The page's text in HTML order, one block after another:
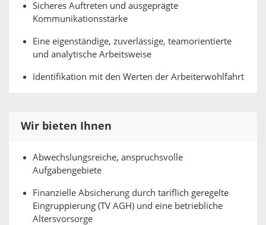
Sicheres Auftreten und ausgeprägte
Kommunikationsstärke
Eine eigenständige, zuverlässige, teamorientierte
und analytische Arbeitsweise
Identifikation mit den Werten der Arbeiterwohlfahrt
Wir bieten Ihnen
Abwechslungsreiche, anspruchsvolle
Aufgabengebiete
Finanzielle Absicherung durch tariflich geregelte
Eingruppierung (TV AGH) und eine betriebliche
Altersvorsorge